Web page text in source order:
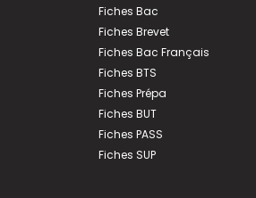
Fiches Bac
Fiches Brevet
Fiches Bac Français
Fiches BTS
Fiches Prépa
Fiches BUT
Fiches PASS
Fiches SUP